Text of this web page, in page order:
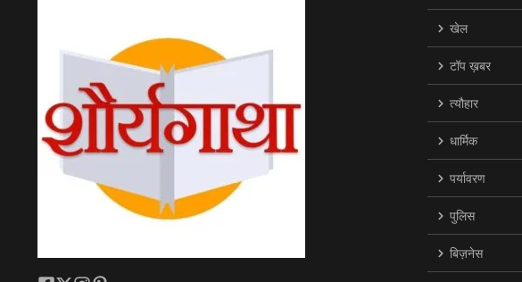
खेल
टॉप ख़बर
त्यौहार
धार्मिक
पर्यावरण
पुलिस
बिज़नेस